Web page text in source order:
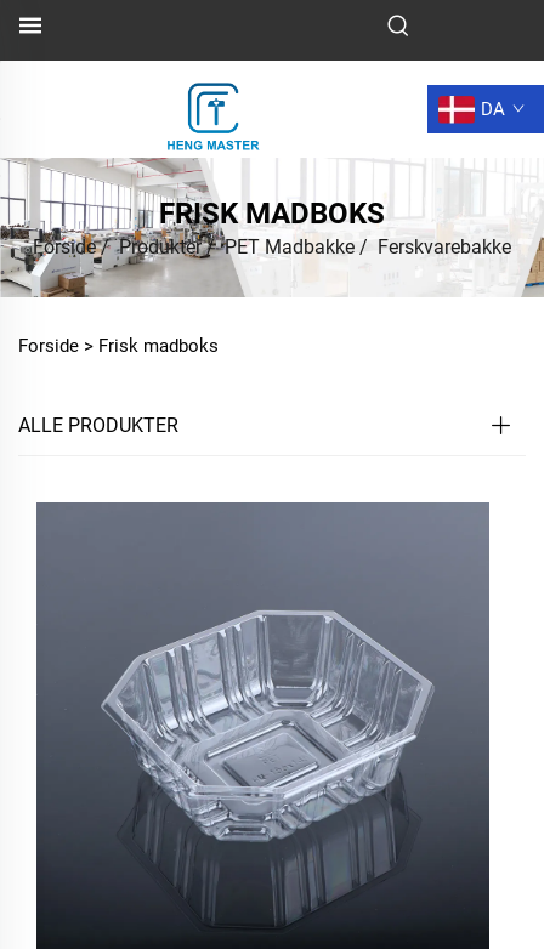
DA
FRISK MADBOKS
Forside/Produkter/PET Madbakke / Ferskvarebakke
Forside > Frisk madboks
ALLE PRODUKTER